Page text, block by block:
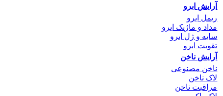
آرایش ابرو
ریمل ابرو
مداد و ماژیک ابرو
سایه و ژل ابرو
تقویت ابرو
آرایش ناخن
ناخن مصنوعی
لاک ناخن
مراقبت ناخن